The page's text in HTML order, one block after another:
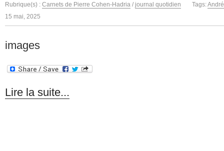
Rubrique(s) : Carnets de Pierre Cohen-Hadria / journal quotidien Tags:
15 mai, 2025
images
Lire la suite...